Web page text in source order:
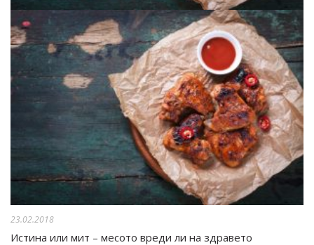
23.02.2018
Истина или мит – месото вреди ли на здравето